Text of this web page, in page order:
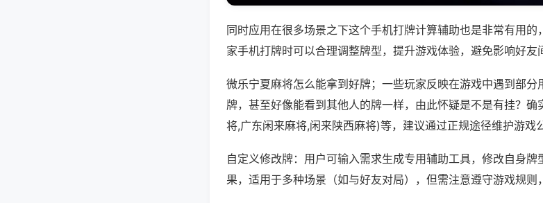
同时应用在很多场景之下这个手机打牌计算辅助也是非常有用
家手机打牌时可以合理调整牌型，提升游戏体验，避免影响好友
微乐宁夏麻将怎么能拿到好牌；一些玩家反映在游戏中遇到部
牌，甚至好像能看到其他人的牌一样，由此怀疑是不是有挂？
将,广东闲来麻将,闲来陕西麻将)等，建议通过正规途径维护游戏
自定义修改牌：用户可输入需求生成专用辅助工具，修改自身牌
果，适用于多种场景（如与好友对局），但需注意遵守游戏规则